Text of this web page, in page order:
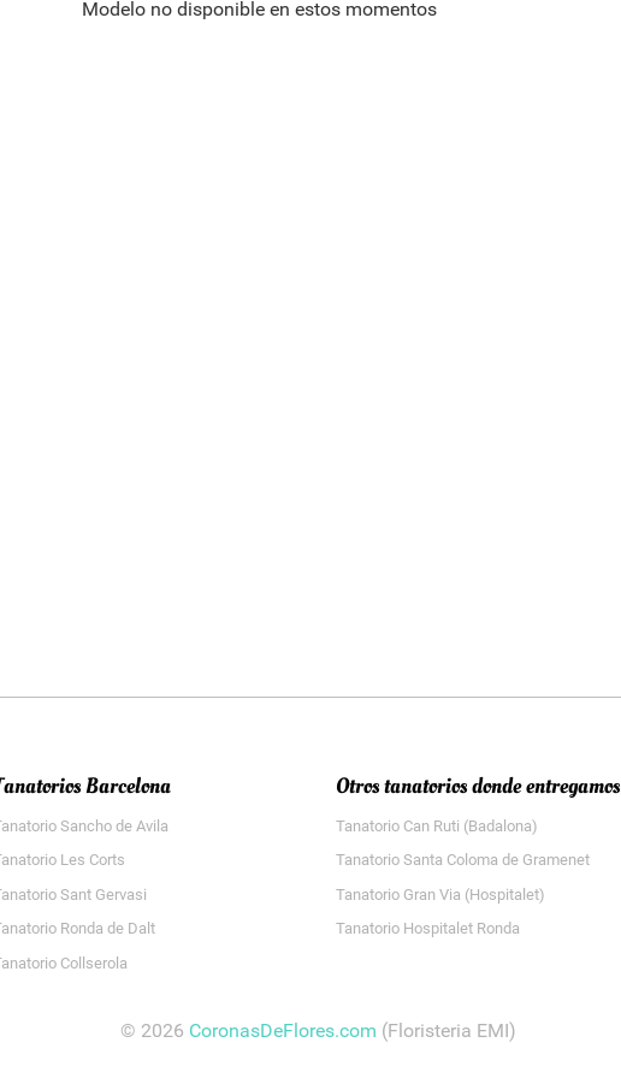
Modelo no disponible en estos momentos
Barcelona
Sancho de Avila
Les Corts
Sant Gervasi
Ronda de Dalt
Collserola
Otros tanatorios donde entregamos
Tanatorio Can Ruti (Badalona)
Tanatorio Santa Coloma de Gramenet
Tanatorio Gran Via (Hospitalet)
Tanatorio Hospitalet Ronda
© 2026 CoronasDeFlores.com (Floristeria EMI)